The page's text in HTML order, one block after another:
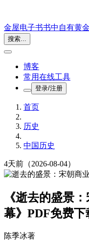
金屋电子书书中自有黄
搜索...
博客
常用在线工具
登录/注册
首页
历史
中国历史
4天前 （2026-08-04）
《逝去的盛景
幕》PDF免费下
陈季冰著